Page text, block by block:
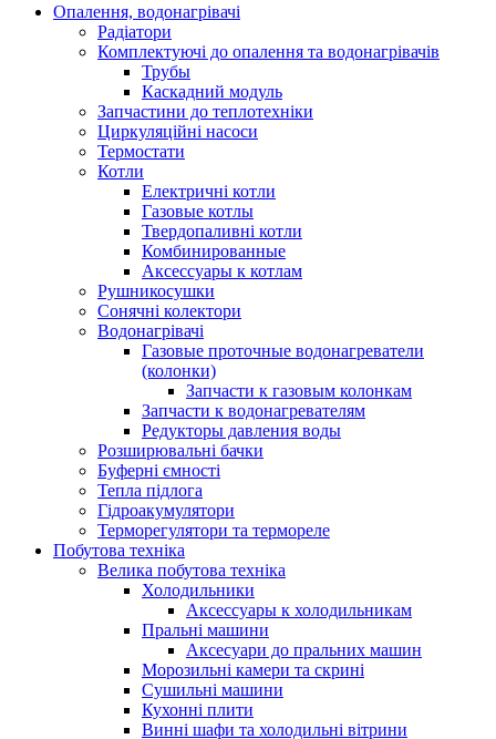
Опалення, водонагрівачі
Радіатори
Комплектуючі до опалення та водонагрівачів
Трубы
Каскадний модуль
Запчастини до теплотехніки
Циркуляційні насоси
Термостати
Котли
Електричні котли
Газовые котлы
Твердопаливні котли
Комбинированные
Аксессуары к котлам
Рушникосушки
Сонячні колектори
Водонагрівачі
Газовые проточные водонагреватели
(колонки)
Запчасти к газовым колонкам
Запчасти к водонагревателям
Редукторы давления воды
Розширювальні бачки
Буферні ємності
Тепла підлога
Гідроакумулятори
Терморегулятори та термореле
Побутова техніка
Велика побутова техніка
Холодильники
Аксессуары к холодильникам
Пральні машини
Аксесуари до пральних машин
Морозильні камери та скрині
Сушильні машини
Кухонні плити
Винні шафи та холодильні вітрини